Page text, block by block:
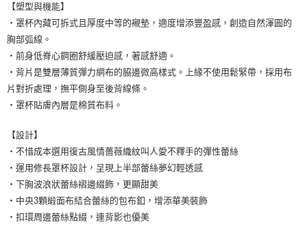
每筆NT$100，滿NT$1,500(含以上)免運費
離島宅配
每筆NT$200，滿NT$1,500(含以上)免運費
【塑型與機能】
・罩杯內藏可拆式且厚度中等的襯墊，適度增添豐盈感，創造自然渾圓的
胸部弧線。
・前身低脊心鋼圈舒緩壓迫感，著感舒適。
・背片是雙層薄質彈力網布的脇邊微高樣式。上緣不使用鬆緊帶，採用布
片對折處理，撫平側身至後背線條。
・罩杯貼膚內層是棉質布料。
【設計】
・不惜成本選用復古風情薔薇織紋叫人愛不釋手的彈性蕾絲
・運用修長罩杯設計，呈現上半部蕾絲夢幻輕透感
・下胸波浪狀蕾絲褶邊綴飾，更顯甜美
・中央3顆緞面布結合蕾絲的包布釦，增添華美裝飾
・扣環周邊蕾絲點綴，連背影也優美